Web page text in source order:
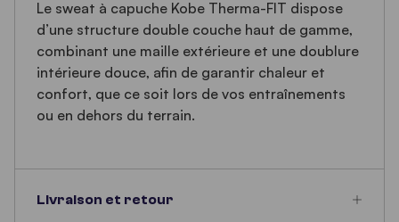
Le sweat à capuche Kobe Therma-FIT dispose
d’une structure double couche haut de gamme,
combinant une maille extérieure et une doublure
intérieure douce, afin de garantir chaleur et
confort, que ce soit lors de vos entraînements
ou en dehors du terrain.
Livraison et retour